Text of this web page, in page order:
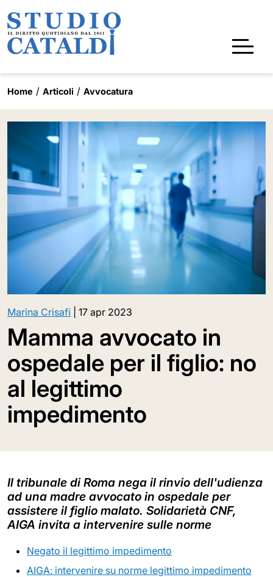
Home Articoli Avvocatura
Marina Crisafi 17 apr 2023
Mamma avvocato in
ospedale per il figlio: no
al legittimo
impedimento
Il tribunale di Roma nega il rinvio dell'udienza
ad una madre avvocato in ospedale per
assistere il figlio malato. Solidarietà CNF,
AIGA invita a intervenire sulle norme
Negato il legittimo impedimento
AIGA: intervenire su norme legittimo impedimento